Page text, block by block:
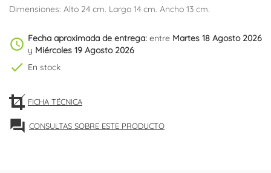
Dimensiones: Alto 24 cm. Largo 14 cm. Ancho 13 cm.
schedule Fecha aproximada de entrega: entre Martes 18 Agosto 2026
y Miércoles 19 Agosto 2026
check En stock
FICHA TÉCNICA
forum CONSULTAS SOBRE ESTE PRODUCTO